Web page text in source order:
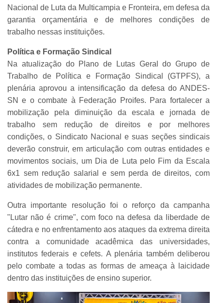
Nacional de Luta da Multicampia e Fronteira, em defesa da
garantia orçamentária e de melhores condições de
trabalho nessas instituições.
Política e Formação Sindical
Na atualização do Plano de Lutas Geral do Grupo de
Trabalho de Política e Formação Sindical (GTPFS), a
plenária aprovou a intensificação da defesa do ANDES-
SN e o combate à Federação Proifes. Para fortalecer a
mobilização pela diminuição da escala e jornada de
trabalho sem redução de direitos e por melhores
condições, o Sindicato Nacional e suas seções sindicais
deverão construir, em articulação com outras entidades e
movimentos sociais, um Dia de Luta pelo Fim da Escala
6x1 sem redução salarial e sem perda de direitos, com
atividades de mobilização permanente.
Outra importante resolução foi o reforço da campanha
"Lutar não é crime", com foco na defesa da liberdade de
cátedra e no enfrentamento aos ataques da extrema direita
contra a comunidade acadêmica das universidades,
institutos federais e cefets. A plenária também deliberou
pelo combate a todas as formas de ameaça à laicidade
dentro das instituições de ensino superior.